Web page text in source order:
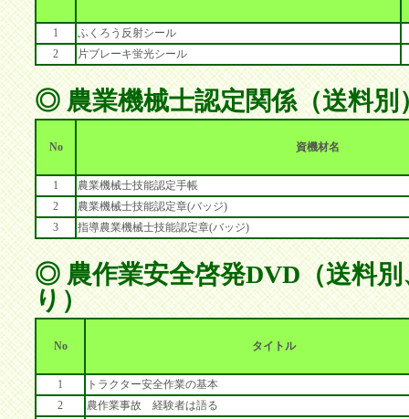
1
ふくろう反射シール
2
片ブレーキ蛍光シール
◎ 農業機械士認定関係（送料別
No 資機材名
1
農業機械士技能認定手帳
2
農業機械士技能認定章(バッジ)
3
指導農業機械士技能認定章(バッジ)
◎ 農作業安全啓発DVD（送料別
り）
No タイトル
1
トラクター安全作業の基本
2
農作業事故 経験者は語る